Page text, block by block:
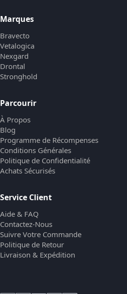
Marques
Bravecto
Vetalogica
Nexgard
Drontal
Stronghold
Parcourir
À Propos
Blog
Programme de Récompenses
Conditions Générales
Politique de Confidentialité
Achats Sécurisés
Service Client
Aide & FAQ
Contactez-Nous
Suivre Votre Commande
Politique de Retour
Livraison & Expédition